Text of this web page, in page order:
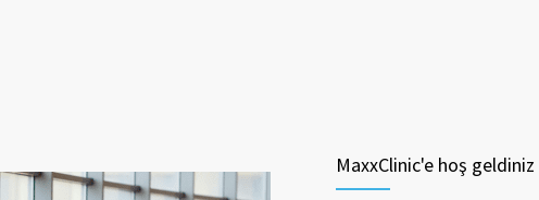
MaxxClinic'e hoş geldiniz